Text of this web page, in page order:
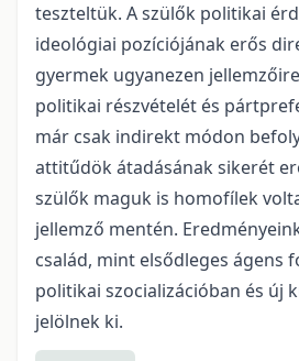
teszteltük. A szülők politikai
ideológiai pozíciójának erős
gyermek ugyanezen
politikai részvételét és
már csak indirekt módon
attitűdök átadásának sikerét
szülők maguk is homofílek
jellemző mentén.
család, mint elsődleges ágens
politikai szocializációban és új
jelölnek ki.